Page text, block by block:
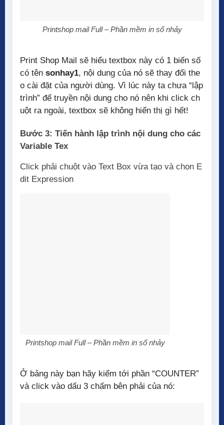
Printshop mail Full – Phần mềm in số nhảy
Print Shop Mail sẽ hiểu textbox này có 1 biến số
có tên sonhay1, nội dung của nó sẽ thay đổi the
o cài đặt của người dùng. Vì lúc này ta chưa “lập
trình” để truyền nội dung cho nó nên khi click ch
uột ra ngoài, textbox sẽ không hiển thị gì hết!
Bước 3: Tiến hành lập trình nội dung cho các
Variable Tex
Click phải chuột vào Text Box vừa tạo và chọn E
dit Expression
Printshop mail Full – Phần mềm in số nhảy
Ở bảng này bạn hãy kiếm tới phần “COUNTER”
và click vào dấu 3 chấm bên phải của nó: